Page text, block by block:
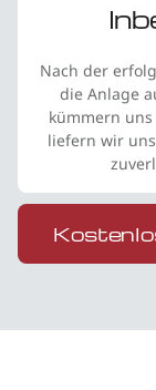
Nach der
die Anlage
kümmern
liefern wir